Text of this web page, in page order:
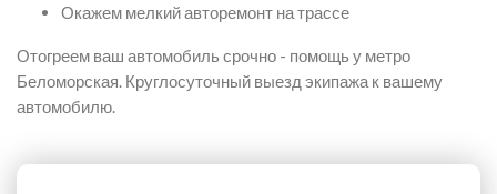
Окажем мелкий авторемонт на трассе
Отогреем ваш автомобиль срочно - помощь у метро
Беломорская. Круглосуточный выезд экипажа к вашему
автомобилю.